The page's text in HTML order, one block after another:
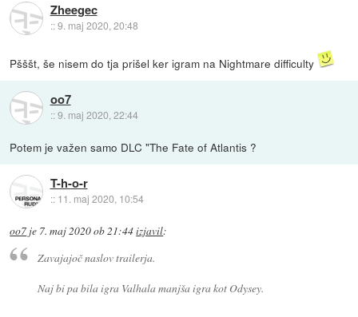
Zheegec
::9. maj 2020, 20:48
Pšššt, še nisem do tja prišel ker igram na Nightmare difficulty
oo7
::9. maj 2020, 22:44
Potem je važen samo DLC "The Fate of Atlantis ?
T-h-o-r
:: 11. maj 2020, 10:54
oo7 je 7. maj 2020 ob 21:44izjavil:
Zavajajoč naslov trailerja.
Naj bi pa bila igra Valhala manjša igra kot Odysey.